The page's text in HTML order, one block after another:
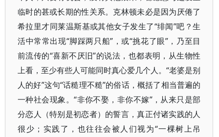
临时的甚或长期的性关系。克林顿未必是因为厌倦了
希拉里才同莱温斯基或其他女子发生了“绯闻”吧？生
活中常常出现“脚踩两只船”，或“挑花了眼”，乃至目
前流传的“喜新不厌旧”的说法，也都表明，从生物性
上看，至少有些人可能同时真心爱几个人。“老婆是别
人的好”这句“话糙理不糙”的俗话，概括了相当普遍的
一种社会现象。“非你不娶，非你不嫁”，从来只是部
分恋人（特别是初恋者）的誓言，真正付诸实践的人
很少；实践了，也往往会被人们视为“一棵树上吊